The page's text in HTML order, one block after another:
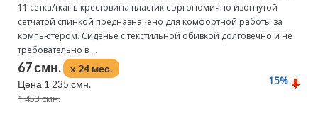
11 сетка/ткань крестовина пластик с эргономично изогнутой
сетчатой спинкой предназначено для комфортной работы за
компьютером. Сиденье с текстильной обивкой долговечно и не
требовательно в ...
67 смн.
x 24 мес.
Цена 1 235 смн.
1 453 смн.
15%